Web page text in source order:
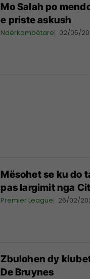
Mo Salah po
e priste askush
Ndërkombëtare 02/05/
Mësohet se ku do
pas largimit nga
Premier League 26/02/
Zbulohen dy
De Bruynes